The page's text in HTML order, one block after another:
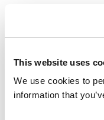
This website uses
We use cookies to
information that